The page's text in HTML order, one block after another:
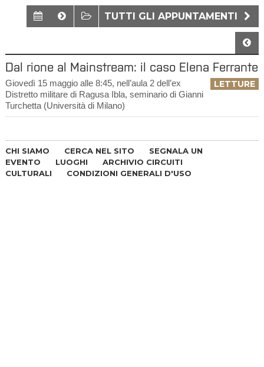
TUTTI GLI APPUNTAMENTI
Dal rione al Mainstream: il caso Elena Ferrante
LETTURE
Giovedì 15 maggio alle 8:45, nell’aula 2 dell’ex
Distretto militare di Ragusa Ibla, seminario di Gianni
Turchetta (Università di Milano)
CHI SIAMO CERCA NEL SITO
SEGNALA UN
EVENTO
LUOGHI
ARCHIVIO CIRCUITI
CULTURALI
CONDIZIONI GENERALI D'USO